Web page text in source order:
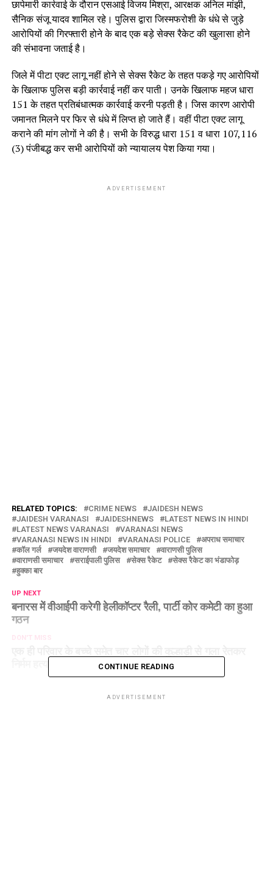
छापेमारी कार्रवाई के दौरान एसआई विजय मिश्रा, आरक्षक अनिल मांझी,
सैनिक संजू यादव शामिल रहे। पुलिस द्वारा जिस्मफरोशी के धंधे से जुड़े
आरोपियों की गिरफ्तारी होने के बाद एक बड़े सेक्स रैकेट की खुलासा होने
की संभावना जताई है।
जिले में पीटा एक्ट लागू नहीं होने से सेक्स रैकेट के तहत पकड़े गए आरोपियों
के खिलाफ पुलिस बड़ी कार्रवाई नहीं कर पाती। उनके खिलाफ महज धारा
151 के तहत प्रतिबंधात्मक कार्रवाई करनी पड़ती है। जिस कारण आरोपी
जमानत मिलने पर फिर से धंधे में लिप्त हो जाते हैं। वहीं पीटा एक्ट लागू
कराने की मांग लोगों ने की है। सभी के विरुद्ध धारा 151 व धारा 107,116
(3) पंजीबद्ध कर सभी आरोपियों को न्यायालय पेश किया गया।
ADVERTISEMENT
RELATED TOPICS: CRIME NEWS
JAIDESH NEWS
JAIDESH VARANASI
JAIDESHNEWS
LATEST NEWS IN HINDI
LATEST NEWS VARANASI
VARANASI NEWS
VARANASI NEWS IN HINDI
VARANASI POLICE
अपराध समाचार
कॉल गर्ल
जयदेश वाराणसी जयदेश समाचार
वाराणसी पुलिस
वाराणसी समाचार
सराईपाली पुलिस सेक्स रैकेट
सेक्स रैकेट का भंडाफोड़
हुक्का बार
UP NEXT
बनारस में वीआईपी करेगी हेलीकॉप्टर रैली, पार्टी कोर कमेटी का हुआ
गठन
DON'T MISS
निर्मम हत्या, महिला,पुरुष अरेस्टCONTINUE READING
ADVERTISEMENT